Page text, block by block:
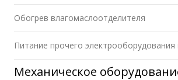
Обогрев влагомаслоотделителя
Питание прочего электрооборудования
Механическое